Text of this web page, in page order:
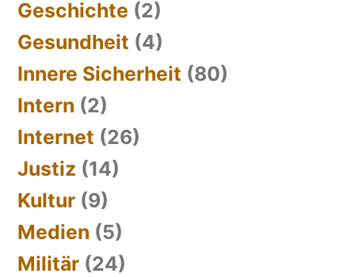
Geschichte (2)
Gesundheit (4)
Innere Sicherheit (80)
Intern (2)
Internet (26)
Justiz (14)
Kultur (9)
Medien (5)
Militär (24)